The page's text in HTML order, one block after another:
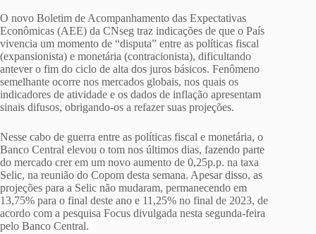
O novo Boletim de Acompanhamento das Expectativas
Econômicas (AEE) da CNseg traz indicações de que o País
vivencia um momento de “disputa” entre as políticas fiscal
(expansionista) e monetária (contracionista), dificultando
antever o fim do ciclo de alta dos juros básicos. Fenômeno
semelhante ocorre nos mercados globais, nos quais os
indicadores de atividade e os dados de inflação apresentam
sinais difusos, obrigando-os a refazer suas projeções.
Nesse cabo de guerra entre as políticas fiscal e monetária, o
Banco Central elevou o tom nos últimos dias, fazendo parte
do mercado crer em um novo aumento de 0,25p.p. na taxa
Selic, na reunião do Copom desta semana. Apesar disso, as
projeções para a Selic não mudaram, permanecendo em
13,75% para o final deste ano e 11,25% no final de 2023, de
acordo com a pesquisa Focus divulgada nesta segunda-feira
pelo Banco Central.